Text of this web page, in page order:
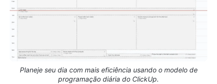
Planeje seu dia com mais eficiência usando o modelo de
programação diária do ClickUp.